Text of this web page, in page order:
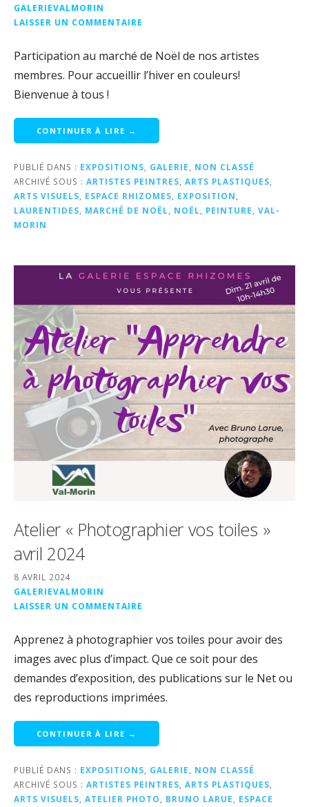
GALERIEVALMORIN
LAISSER UN COMMENTAIRE
Participation au marché de Noël de nos artistes
membres. Pour accueillir l’hiver en couleurs!
Bienvenue à tous !
CONTINUER À LIRE →
PUBLIÉ DANS : EXPOSITIONS GALERIE
NON CLASSÉ
ARCHIVÉ SOUS : ARTISTES PEINTRES ARTS PLASTIQUES
ARTS VISUELS
ESPACE RHIZOMES EXPOSITION
LAURENTIDES
MARCHÉ DE NOËL NOËL PEINTURE
VAL-
MORIN
Atelier « Photographier vos toiles »
avril 2024
8 AVRIL 2024
GALERIEVALMORIN
LAISSER UN COMMENTAIRE
Apprenez à photographier vos toiles pour avoir des
images avec plus d’impact. Que ce soit pour des
demandes d’exposition, des publications sur le Net ou
des reproductions imprimées.
CONTINUER À LIRE →
PUBLIÉ DANS : EXPOSITIONS, GALERIE, NON CLASSÉ
ARCHIVÉ SOUS : ARTISTES PEINTRES, ARTS PLASTIQUES,
ARTS VISUELS, ATELIER PHOTO, BRUNO LARUE, ESPACE